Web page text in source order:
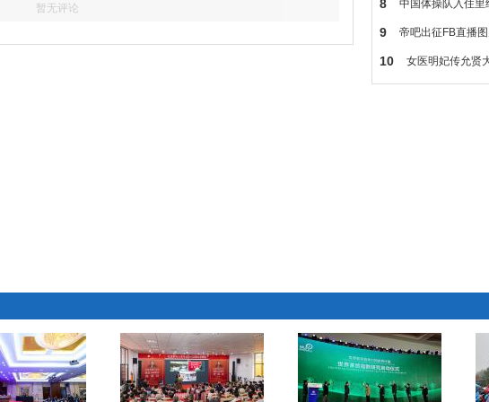
暂无评论 8 中国体操队入住里
但9 帝吧出征FB直播
脸10 女医明妃传允贤